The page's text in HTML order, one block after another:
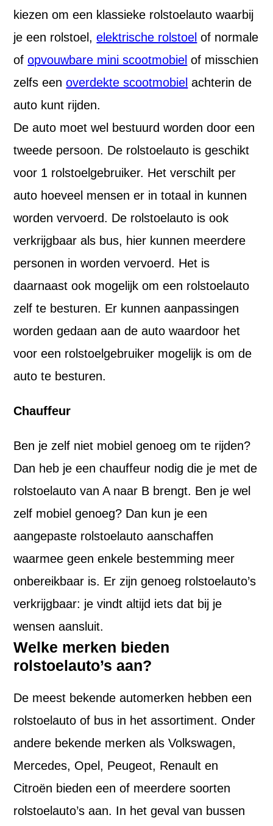
kiezen om een klassieke rolstoelauto waarbij
je een rolstoel,elektrische rolstoel of normale
ofopvouwbare mini scootmobiel of misschien
zelfs eenoverdekte scootmobiel achterin de
auto kunt rijden.
De auto moet wel bestuurd worden door een
tweede persoon. De rolstoelauto is geschikt
voor 1 rolstoelgebruiker. Het verschilt per
auto hoeveel mensen er in totaal in kunnen
worden vervoerd. De rolstoelauto is ook
verkrijgbaar als bus, hier kunnen meerdere
personen in worden vervoerd. Het is
daarnaast ook mogelijk om een rolstoelauto
zelf te besturen. Er kunnen aanpassingen
worden gedaan aan de auto waardoor het
voor een rolstoelgebruiker mogelijk is om de
auto te besturen.
Chauffeur
Ben je zelf niet mobiel genoeg om te rijden?
Dan heb je een chauffeur nodig die je met de
rolstoelauto van A naar B brengt. Ben je wel
zelf mobiel genoeg? Dan kun je een
aangepaste rolstoelauto aanschaffen
waarmee geen enkele bestemming meer
onbereikbaar is. Er zijn genoeg rolstoelauto’s
verkrijgbaar: je vindt altijd iets dat bij je
wensen aansluit.
Welke merken bieden
rolstoelauto’s aan?
De meest bekende automerken hebben een
rolstoelauto of bus in het assortiment. Onder
andere bekende merken als Volkswagen,
Mercedes, Opel, Peugeot, Renault en
Citroën bieden een of meerdere soorten
rolstoelauto’s aan. In het geval van bussen